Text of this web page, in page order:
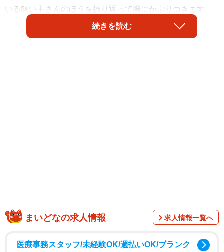
いる飼い主さんのほうを振り返って腕にかぶりつきます。
飼い主さんの悲鳴が部屋の中にとどろく光景は、その痛さ
がこちらにも伝わってきますね。
もすわっています。その腕にはきなこちゃんの歯型が痛々
しく残っており、相当な力でかぶりついたことが伝わって
きます。腕一面に点々と並ぶ歯型はなかなかの迫力です。
続きを読む
まいどなの求人情報 求人情報一覧へ
医療事務スタッフ/未経験OK/週払いOK/ブランク